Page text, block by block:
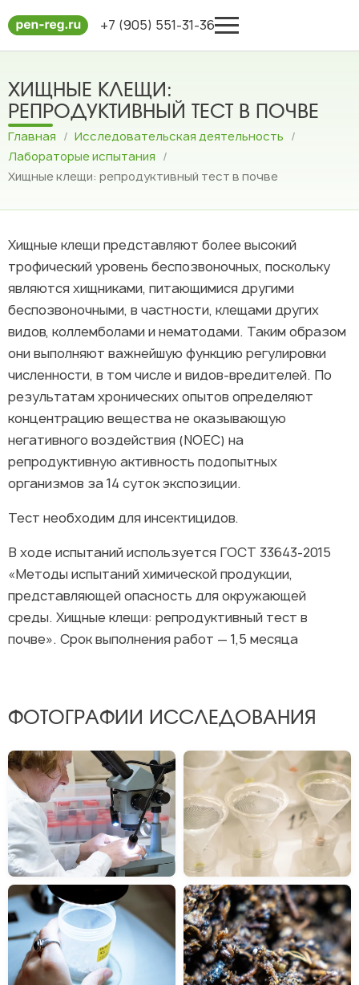
+7 (905) 551-31-36
ХИЩНЫЕ КЛЕЩИ:
РЕПРОДУКТИВНЫЙ ТЕСТ В ПОЧВЕ
Главная / Исследовательская деятельность /
Лабораторые испытания /
Хищные клещи: репродуктивный тест в почве
Хищные клещи представляют более высокий
трофический уровень беспозвоночных, поскольку
являются хищниками, питающимися другими
беспозвоночными, в частности, клещами других
видов, коллемболами и нематодами. Таким образом
они выполняют важнейшую функцию регулировки
численности, в том числе и видов-вредителей. По
результатам хронических опытов определяют
концентрацию вещества не оказывающую
негативного воздействия (NOEC) на
репродуктивную активность подопытных
организмов за 14 суток экспозиции.
Тест необходим для инсектицидов.
В ходе испытаний используется ГОСТ 33643-2015
«Методы испытаний химической продукции,
представляющей опасность для окружающей
среды. Хищные клещи: репродуктивный тест в
почве». Срок выполнения работ — 1,5 месяца
ФОТОГРАФИИ ИССЛЕДОВАНИЯ